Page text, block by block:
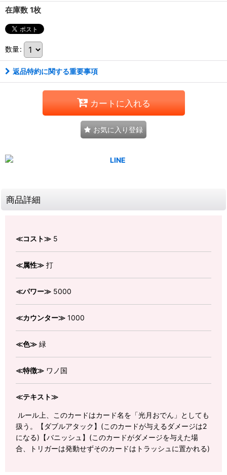
在庫数 1枚
数量:
返品特約に関する重要事項
カートに入れる
お気に入り登録
商品詳細
≪コスト≫ 5
≪属性≫ 打
≪パワー≫ 5000
≪カウンター≫ 1000
≪色≫ 緑
≪特徴≫ ワノ国
≪テキスト≫
ルール上、このカードはカード名を「光月おでん」としても
扱う。【ダブルアタック】(このカードが与えるダメージは2
になる)【バニッシュ】(このカードがダメージを与えた場
合、トリガーは発動せずそのカードはトラッシュに置かれる)